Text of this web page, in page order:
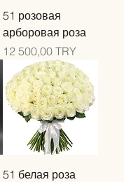
51 розовая
арборовая роза
Цена
12 500,00 TRY
51 белая роза